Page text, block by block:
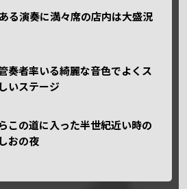
る演奏に満々席の店内は大盛況
奏者率いる綺麗な音色でよくス
いステージ
この道に入った半世紀近い時の
おの夜